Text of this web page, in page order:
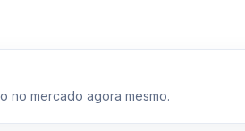
no mercado agora mesmo.